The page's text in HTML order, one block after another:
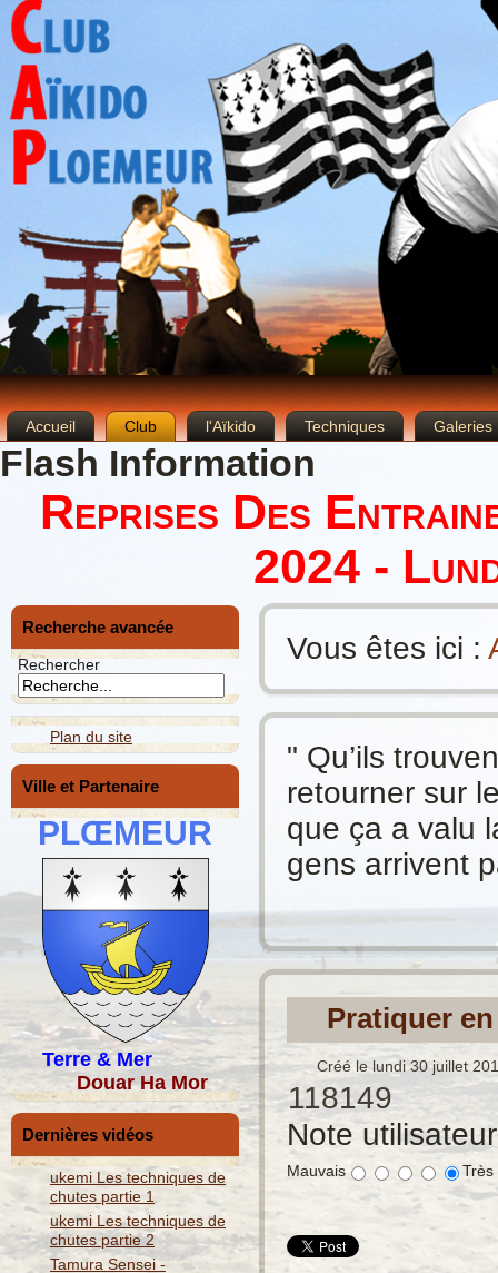
Accueil Club l'Aïkido Techniques Galeries
Flash Information
Reprises Des
2024 -
Recherche avancée
Rechercher
Plan du site
Ville et Partenaire
PLŒMEUR
Terre & Mer
Douar Ha Mor
Dernières vidéos
ukemi Les techniques de
chutes partie 1
ukemi Les techniques de
chutes partie 2
Tamura Sensei -
Vous êtes ici :
" Qu’ils
retourner sur
que ça a valu
gens arrivent
Pratiquer
Créé le lundi 30 juillet
118149
Note
Mauvais